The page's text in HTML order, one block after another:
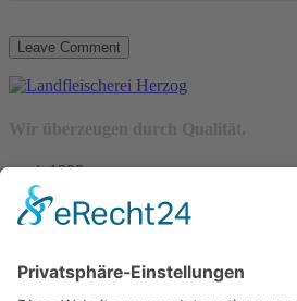
– seit 1898 –
Wir freuen uns auf Sie: